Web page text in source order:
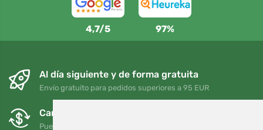
4,7/5 97%
Al día siguiente y de forma gratuita
Envío gratuito para pedidos superiores a 95 EUR
Cambios y devoluciones gratuitos
Puede devolver o cambiar su pedido en cualquier momento